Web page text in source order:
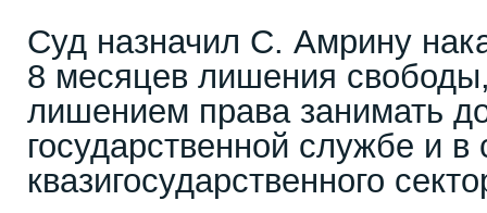
Суд назначил С. Амрину
8 месяцев лишения
лишением права занимать
государственной службе и в
квазигосударственного